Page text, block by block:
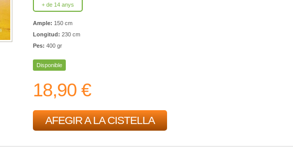
+ de 14 anys
Ample: 150 cm
Longitud: 230 cm
Pes: 400 gr
Disponible
18,90 €
AFEGIR A LA CISTELLA